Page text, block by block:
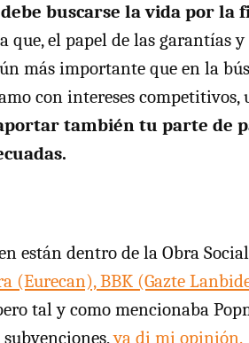
buscarse la vida por la
el papel de las garantías y
más importante que en la
con intereses competitivos,
también tu parte de
están dentro de la Obra
(Eurecan),BBK (Gazte
tal y como mencionaba
ya di mi opinión.